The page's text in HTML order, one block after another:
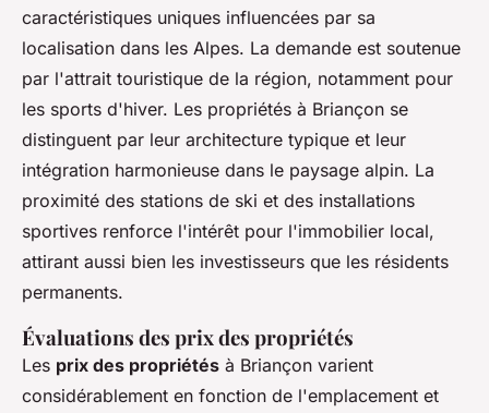
caractéristiques uniques influencées par sa
localisation dans les Alpes. La demande est soutenue
par l'attrait touristique de la région, notamment pour
les sports d'hiver. Les propriétés à Briançon se
distinguent par leur architecture typique et leur
intégration harmonieuse dans le paysage alpin. La
proximité des stations de ski et des installations
sportives renforce l'intérêt pour l'immobilier local,
attirant aussi bien les investisseurs que les résidents
permanents.
Évaluations des prix des propriétés
Les prix des propriétés à Briançon varient
considérablement en fonction de l'emplacement et